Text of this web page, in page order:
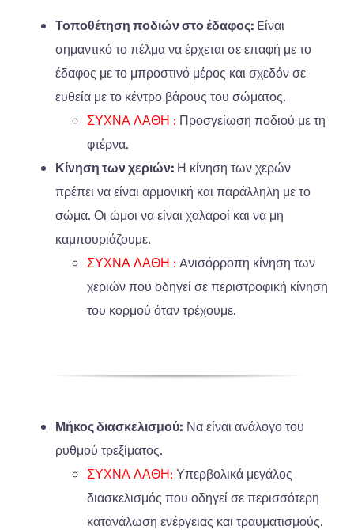
Τοποθέτηση ποδιών στο έδαφος: Eίναι
σημαντικό το πέλμα να έρχεται σε επαφή με το
έδαφος με το μπροστινό μέρος και σχεδόν σε
ευθεία με το κέντρο βάρους του σώματος.
ΣΥΧΝΑ ΛΑΘΗ : Προσγείωση ποδιού με τη
φτέρνα.
Κίνηση των χεριών: Η κίνηση των χερών
πρέπει να είναι αρμονική και παράλληλη με το
σώμα. Οι ώμοι να είναι χαλαροί και να μη
καμπουριάζουμε.
ΣΥΧΝΑ ΛΑΘΗ : Aνισόρροπη κίνηση των
χεριών που οδηγεί σε περιστροφική κίνηση
του κορμού όταν τρέχουμε.
Μήκος διασκελισμού: Να είναι ανάλογο του
ρυθμού τρεξίματος.
ΣΥΧΝΑ ΛΑΘΗ: Υπερβολικά μεγάλος
διασκελισμός που οδηγεί σε περισσότερη
κατανάλωση ενέργειας και τραυματισμούς.